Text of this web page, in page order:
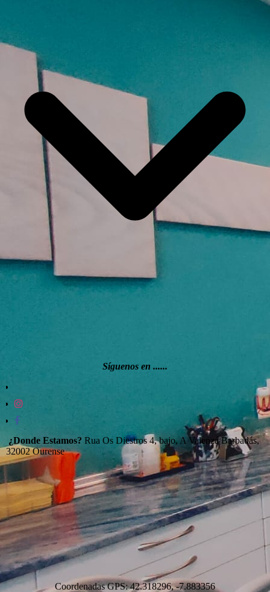
Síguenos en ......
¿Donde Estamos? Rua Os Diestros 4, bajo, A Valenzá Barbadás,
32002 Ourense
Coordenadas GPS: 42.318296, -7.883356